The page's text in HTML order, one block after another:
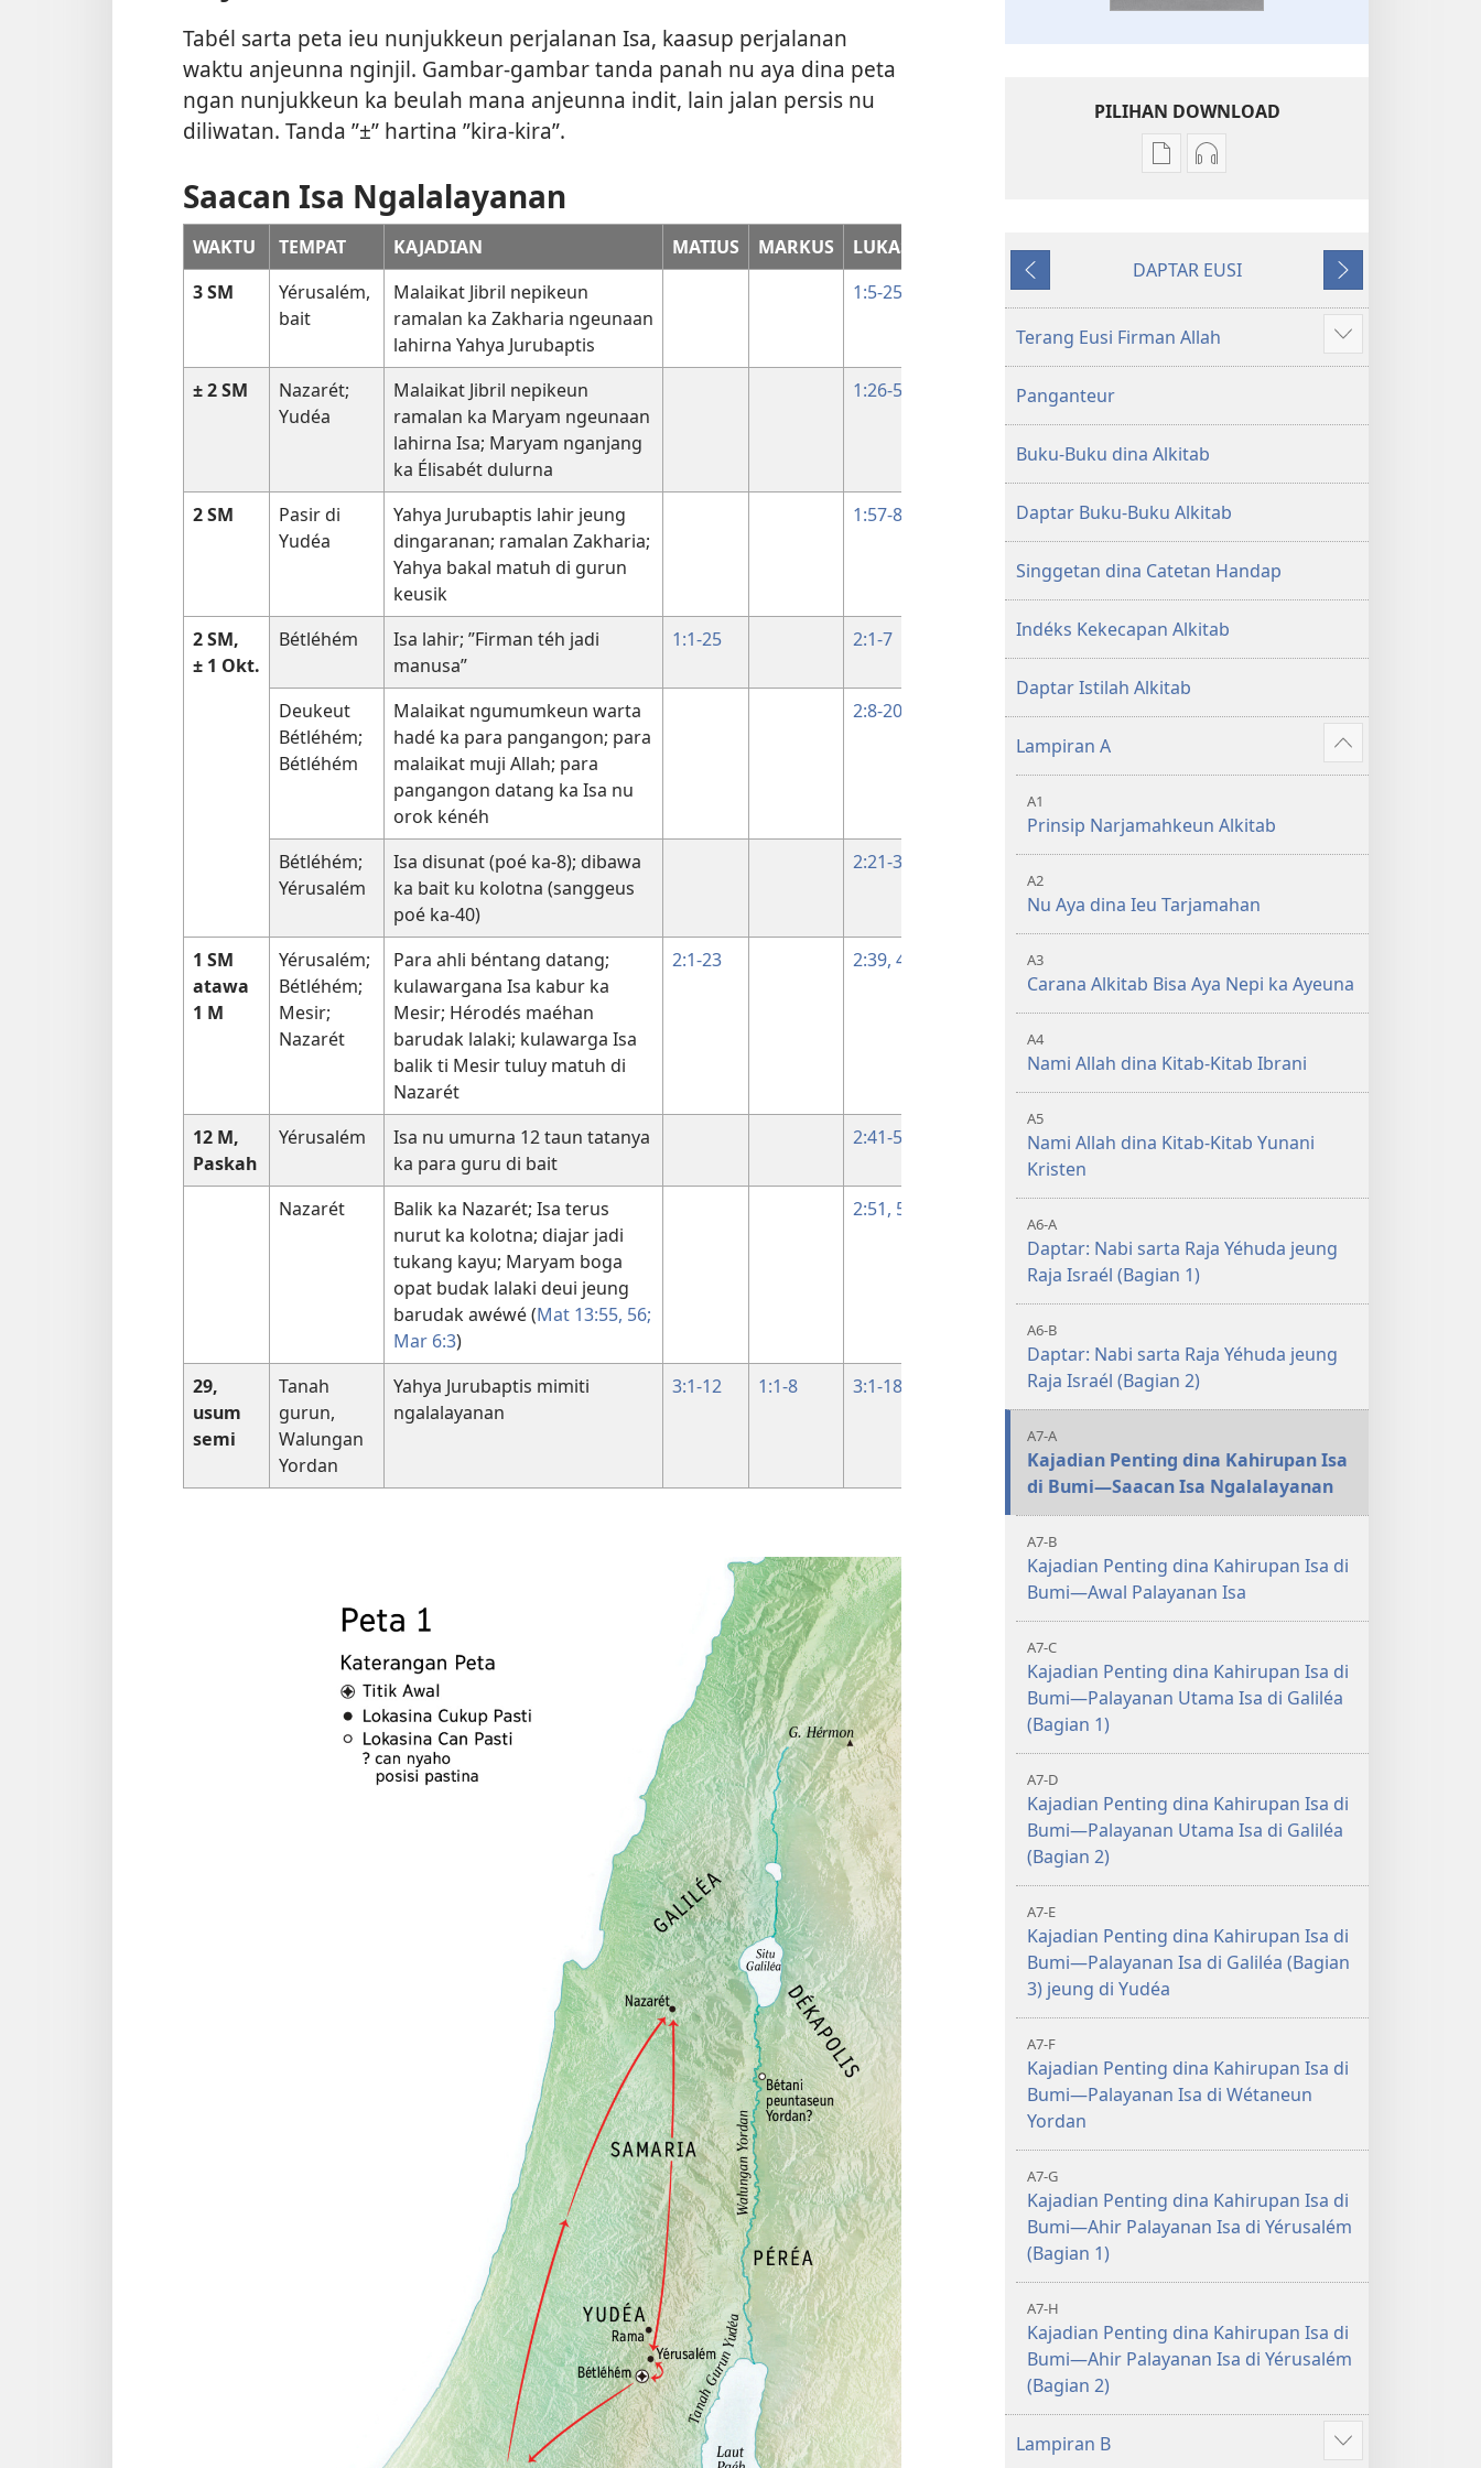
Tabél sarta peta ieu nunjukkeun perjalanan Isa, kaasup perjalanan
waktu anjeunna nginjil. Gambar-gambar tanda panah nu aya dina peta
ngan nunjukkeun ka beulah mana anjeunna indit, lain jalan persis nu
diliwatan. Tanda ”±” hartina ”kira-kira”.
Saacan Isa Ngalalayanan
WAKTU TEMPAT KAJADIAN MATIUS MARKUS LUKAS
3 SM
Yérusalém,
bait
Malaikat Jibril nepikeun
ramalan ka Zakharia ngeunaan
lahirna Yahya Jurubaptis
1:5-25
± 2 SM
Nazarét;
Yudéa
Malaikat Jibril nepikeun
ramalan ka Maryam ngeunaan
lahirna Isa; Maryam nganjang
ka Élisabét dulurna
1:26-56
2 SM
Pasir di
Yudéa
Yahya Jurubaptis lahir jeung
dingaranan; ramalan Zakharia;
Yahya bakal matuh di gurun
keusik
1:57-80
2 SM,
± 1 Okt.
Bétléhém
Isa lahir; ”Firman téh jadi
manusa”
1:1-25 2:1-7
Deukeut
Bétléhém;
Bétléhém
Malaikat ngumumkeun warta
hadé ka para pangangon; para
malaikat muji Allah; para
pangangon datang ka Isa nu
orok kénéh
2:8-20
Bétléhém;
Yérusalém
Isa disunat (poé ka-8); dibawa
ka bait ku kolotna (sanggeus
poé ka-40)
2:21-38
1 SM
atawa
1 M
Yérusalém;
Bétléhém;
Mesir;
Nazarét
Para ahli béntang datang;
kulawargana Isa kabur ka
Mesir; Hérodés maéhan
barudak lalaki; kulawarga Isa
balik ti Mesir tuluy matuh di
Nazarét
2:1-23 2:39, 40
12 M,
Paskah
Yérusalém
Isa nu umurna 12 taun tatanya
ka para guru di bait
2:41-50
Nazarét
Balik ka Nazarét; Isa terus
nurut ka kolotna; diajar jadi
tukang kayu; Maryam boga
opat budak lalaki deui jeung
barudak awéwé (Mat 13:55, 56;
Mar 6:3)
2:51, 52
29,
usum
semi
Tanah
gurun,
Walungan
Yordan
Yahya Jurubaptis mimiti
ngalalayanan
3:1-12 1:1-8 3:1-18
PILIHAN DOWNLOAD
Pilihan
Suci
Dunya
Anyar
Pilihan
Suci
Dunya
Anyar
Saméméhna
DAPTAR EUSI
Saterusna
Terang Eusi Firman Allah
Show
more
Panganteur
Buku-Buku dina Alkitab
Daptar Buku-Buku Alkitab
Singgetan dina Catetan Handap
Indéks Kekecapan Alkitab
Daptar Istilah Alkitab
Lampiran A
Show
more
A1
Prinsip Narjamahkeun Alkitab
A2
Nu Aya dina Ieu Tarjamahan
A3
Carana Alkitab Bisa Aya Nepi ka Ayeuna
A4
Nami Allah dina Kitab-Kitab Ibrani
A5
Nami Allah dina Kitab-Kitab Yunani
Kristen
A6-A
Daptar: Nabi sarta Raja Yéhuda jeung
Raja Israél (Bagian 1)
A6-B
Daptar: Nabi sarta Raja Yéhuda jeung
Raja Israél (Bagian 2)
A7-A
Kajadian Penting dina Kahirupan Isa
di Bumi—Saacan Isa Ngalalayanan
A7-B
Kajadian Penting dina Kahirupan Isa di
Bumi—Awal Palayanan Isa
A7-C
Kajadian Penting dina Kahirupan Isa di
Bumi—Palayanan Utama Isa di Galiléa
(Bagian 1)
A7-D
Kajadian Penting dina Kahirupan Isa di
Bumi—Palayanan Utama Isa di Galiléa
(Bagian 2)
A7-E
Kajadian Penting dina Kahirupan Isa di
Bumi—Palayanan Isa di Galiléa (Bagian
3) jeung di Yudéa
A7-F
Kajadian Penting dina Kahirupan Isa di
Bumi—Palayanan Isa di Wétaneun
Yordan
A7-G
Kajadian Penting dina Kahirupan Isa di
Bumi—Ahir Palayanan Isa di Yérusalém
(Bagian 1)
A7-H
Kajadian Penting dina Kahirupan Isa di
Bumi—Ahir Palayanan Isa di Yérusalém
(Bagian 2)
Lampiran B
Show